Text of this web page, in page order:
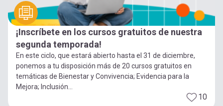
¡Inscríbete en los cursos gratuitos de nuestra
segunda temporada!
En este ciclo, que estará abierto hasta el 31 de diciembre,
ponemos a tu disposición más de 20 cursos gratuitos en
temáticas de Bienestar y Convivencia; Evidencia para la
Mejora; Inclusión...
10